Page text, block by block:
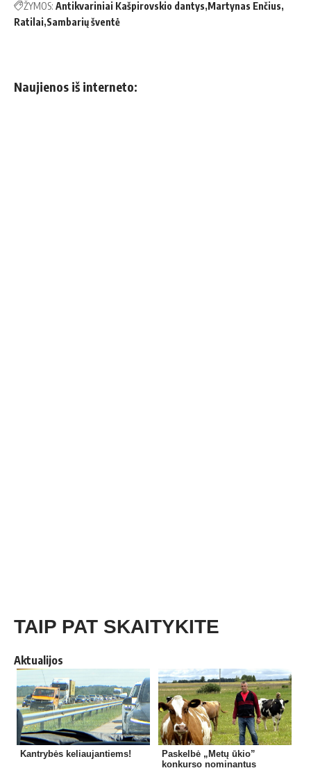
ŽYMOS: Antikvariniai Kašpirovskio dantys Martynas Enčius
Ratilai Sambarių šventė
Naujienos iš interneto:
TAIP PAT SKAITYKITE
Aktualijos
Kantrybės keliaujantiems!
Paskelbė „Metų ūkio”
konkurso nominantus